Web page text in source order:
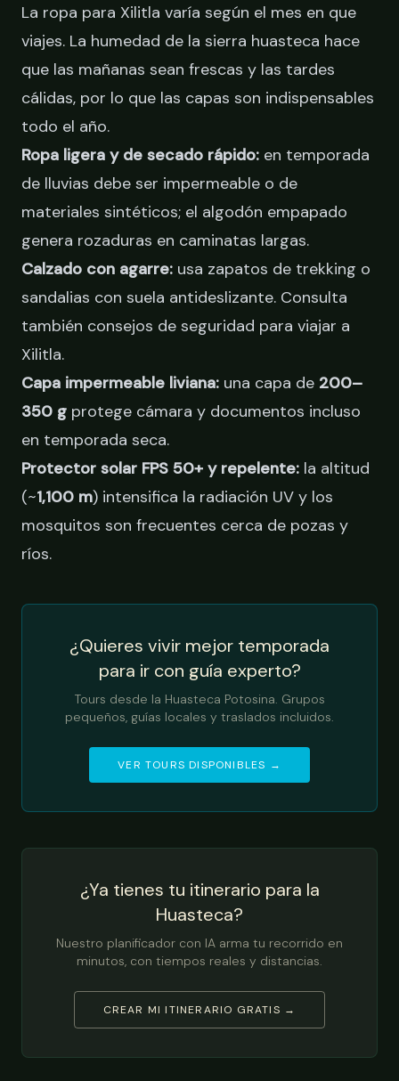
La ropa para Xilitla varía según el mes en que
viajes. La humedad de la sierra huasteca hace
que las mañanas sean frescas y las tardes
cálidas, por lo que las capas son indispensables
todo el año.
Ropa ligera y de secado rápido: en temporada
de lluvias debe ser impermeable o de
materiales sintéticos; el algodón empapado
genera rozaduras en caminatas largas.
Calzado con agarre: usa zapatos de trekking o
sandalias con suela antideslizante. Consulta
también consejos de seguridad para viajar a
Xilitla.
Capa impermeable liviana: una capa de 200–
350 g protege cámara y documentos incluso
en temporada seca.
Protector solar FPS 50+ y repelente: la altitud
(~1,100 m) intensifica la radiación UV y los
mosquitos son frecuentes cerca de pozas y
ríos.
¿Quieres vivir mejor temporada
para ir con guía experto?
Tours desde la Huasteca Potosina. Grupos
pequeños, guías locales y traslados incluidos.
VER TOURS DISPONIBLES →
¿Ya tienes tu itinerario para la
Huasteca?
Nuestro planificador con IA arma tu recorrido en
minutos, con tiempos reales y distancias.
CREAR MI ITINERARIO GRATIS →